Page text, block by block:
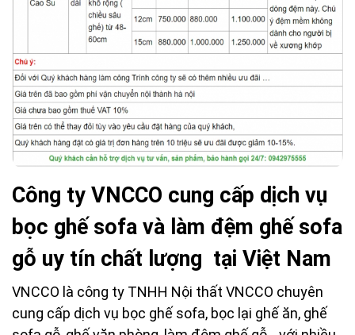
Công ty VNCCO cung cấp dịch vụ
bọc ghế sofa và làm đệm ghế sofa
gỗ uy tín chất lượng tại Việt Nam
VNCCO là công ty TNHH Nội thất VNCCO chuyên
cung cấp dịch vụ bọc ghế sofa, bọc lại ghế ăn, ghế